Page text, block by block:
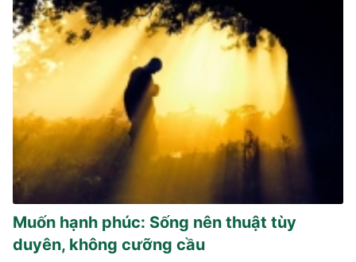
Muốn hạnh phúc: Sống nên thuật tùy
duyên, không cưỡng cầu